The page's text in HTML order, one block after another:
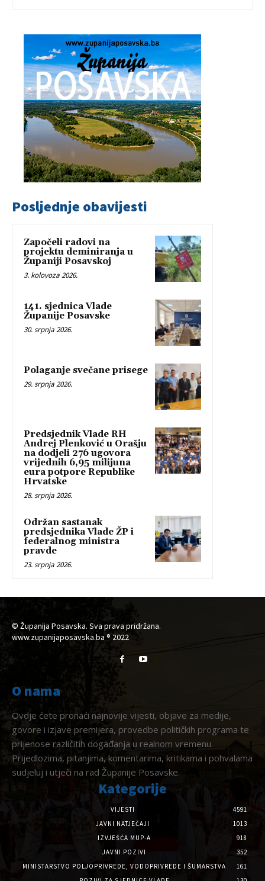
Posljednje obavijesti
Započeli radovi na
projektu deminiranja u
Županiji Posavskoj
3. kolovoza 2026.
141. sjednica Vlade
Županije Posavske
30. srpnja 2026.
Polaganje svečane prisege
29. srpnja 2026.
Predsjednik Vlade RH
Andrej Plenković u Orašju
na dodjeli 276 ugovora
vrijednih 6,95 milijuna
eura potpore Republike
Hrvatske
28. srpnja 2026.
Održan sastanak
predsjednika Vlade ŽP i
federalnog ministra
pravde
23. srpnja 2026.
© Županija Posavska. Sva prava pridržana.
www.zupanijaposavska.ba ® 2022
O nama
Ovdje ćete pronaći najnovije vijesti, objave za medije,
govore i izjave premijera, provedbe političkih programa te
prijenose različitih događanja u realnom vremenu.
Prijedlozima, pitanjima, komentarima, kritikama i pohvalama
sudjeluj i utječi na rad Županije Posavske.
Kategorije
VIJESTI
4591
JAVNI NATJEČAJI
1013
IZVJEŠĆA MUP-A
918
JAVNI POZIVI
352
MINISTARSTVO POLJOPRIVREDE, VODOPRIVREDE I ŠUMARSTVA
161